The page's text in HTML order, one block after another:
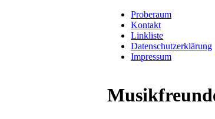
Proberaum
Kontakt
Linkliste
Datenschutzerklärung
Impressum